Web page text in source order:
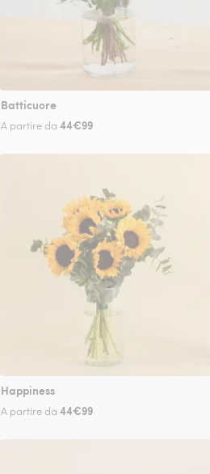
Batticuore
A partire da 44€99
Happiness
A partire da 44€99